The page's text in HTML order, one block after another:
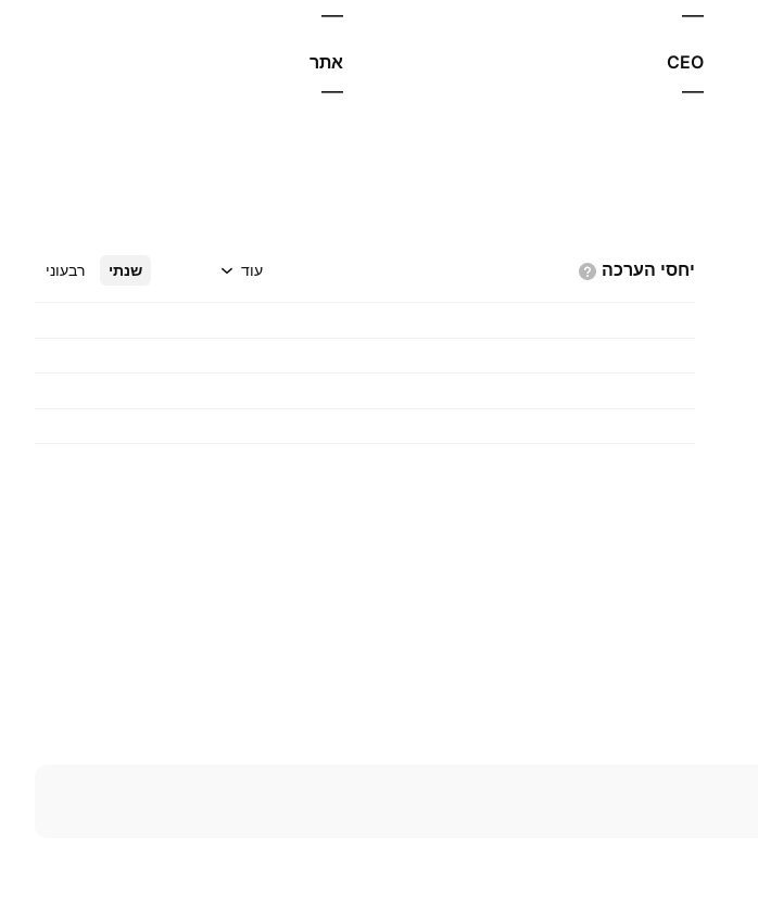
—
—
CEO
—
אתר‏
—
יחסי הערכה שנתי רבעוני עוד